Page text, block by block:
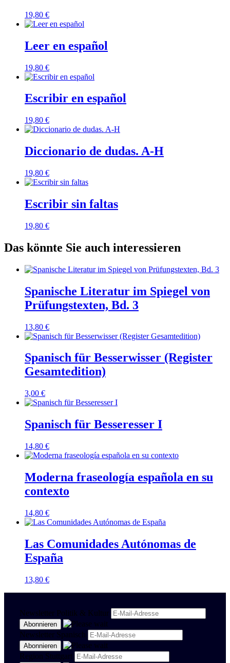
19,80 €
Leer en español
19,80 €
Escribir en español
19,80 €
Diccionario de dudas. A-H
19,80 €
Escribir sin faltas
19,80 €
Das könnte Sie auch interessieren
Spanische Literatur im Spiegel von
Prüfungstexten, Bd. 3
13,80 €
Spanisch für Besserwisser (Register
Gesamtedition)
3,00 €
Spanisch für Besseresser I
14,80 €
Moderna fraseología española en su
contexto
14,80 €
Las Comunidades Autónomas de
España
13,80 €
Newsletter Politik & Kultur
Newsletter Spanisch
Region Stuttgart